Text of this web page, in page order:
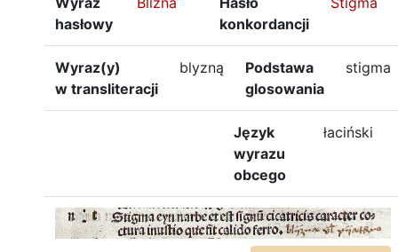
hasłowy
konkordancji
Wyraz(y)
w transliteracji
blyzną
Podstawa
glosowania
stigma
Język
wyrazu
obcego
łaciński